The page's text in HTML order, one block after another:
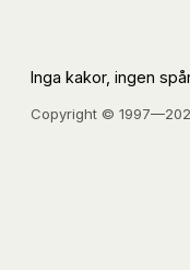
Inga kakor, ingen
Copyright ©